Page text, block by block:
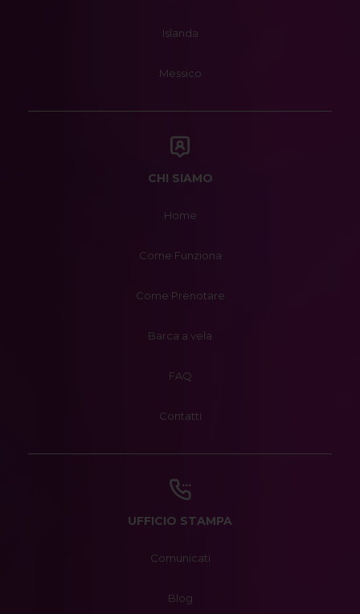
Islanda
Messico
CHI SIAMO
Home
Come Funziona
Come Prenotare
Barca a vela
FAQ
Contatti
UFFICIO STAMPA
Comunicati
Blog